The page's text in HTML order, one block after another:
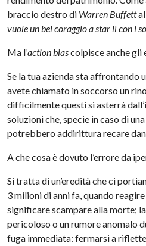
braccio destro di Warren Buffett
vuole un bel coraggio a star lì con i
Ma l’action biascolpisce anche gli
Se la tua azienda sta affrontando
avete chiamato in soccorso un
difficilmente questi si asterrà
soluzioni che, specie in caso di
potrebbero addirittura recare
A che cosa è dovuto l’errore da
Si tratta di un’eredità che ci
3 milioni di anni fa, quando
significare scampare alla morte;
pericoloso o un rumore anomalo
fuga immediata: fermarsi a